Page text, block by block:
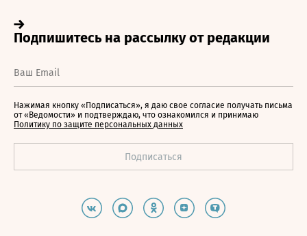
Нажимая кнопку «Подписаться», я даю свое согласие получать письма
от «Ведомости» и подтверждаю, что ознакомился и принимаю
Политику по защите персональных данных